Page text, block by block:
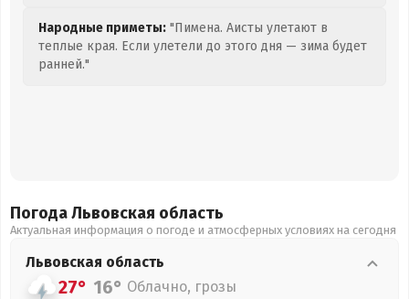
Народные приметы: "Пимена. Аисты улетают в
теплые края. Если улетели до этого дня — зима будет
ранней."
Погода Львовская область
Актуальная информация о погоде и атмосферных условиях на сегодня
Львовская область
27° 16° Облачно, грозы